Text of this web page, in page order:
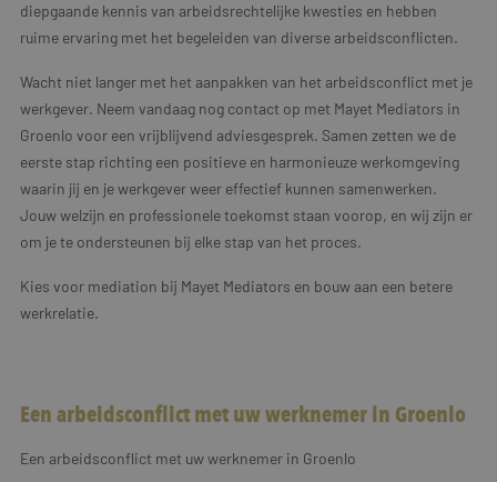
diepgaande kennis van arbeidsrechtelijke kwesties en hebben
ruime ervaring met het begeleiden van diverse arbeidsconflicten.
Wacht niet langer met het aanpakken van het arbeidsconflict met je
werkgever. Neem vandaag nog contact op met Mayet Mediators in
Groenlo voor een vrijblijvend adviesgesprek. Samen zetten we de
eerste stap richting een positieve en harmonieuze werkomgeving
waarin jij en je werkgever weer effectief kunnen samenwerken.
Jouw welzijn en professionele toekomst staan voorop, en wij zijn er
om je te ondersteunen bij elke stap van het proces.
Kies voor mediation bij Mayet Mediators en bouw aan een betere
werkrelatie.
Een arbeidsconflict met uw werknemer in Groenlo
Een arbeidsconflict met uw werknemer in Groenlo